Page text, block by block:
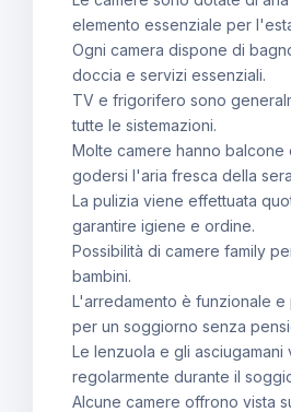
elemento essenziale per
Ogni camera dispone di
doccia e servizi essenziali.
TV e frigorifero sono
tutte le sistemazioni.
Molte camere hanno
godersi l'aria fresca della
La pulizia viene effettuata
garantire igiene e ordine.
Possibilità di camere family
bambini.
L'arredamento è funzionale e
per un soggiorno senza
Le lenzuola e gli asciugamani
regolarmente durante il
Alcune camere offrono vista